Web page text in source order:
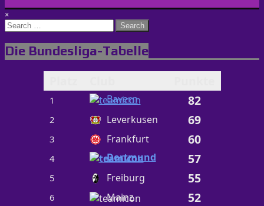
×
Search
for:
Die Bundesliga-Tabelle
1 Bayern 82
2 Leverkusen 69
3 Frankfurt 60
4 Dortmund 57
5 Freiburg 55
6 Mainz 52